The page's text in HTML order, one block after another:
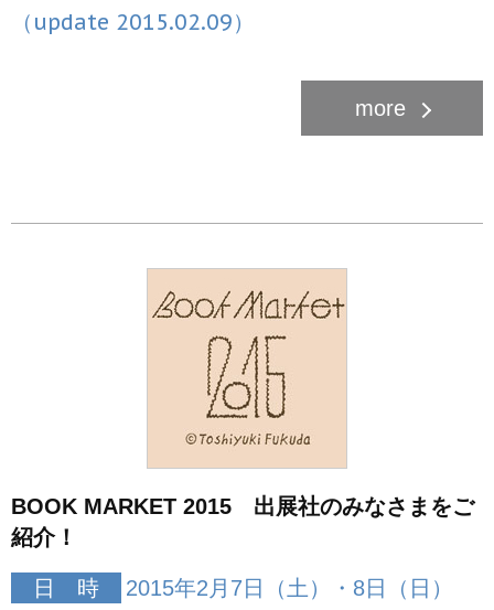
（update 2015.02.09）
BOOK MARKET 2015 出展社のみなさまをご
紹介！
日 時 2015年2月7日（土）・8日（日）